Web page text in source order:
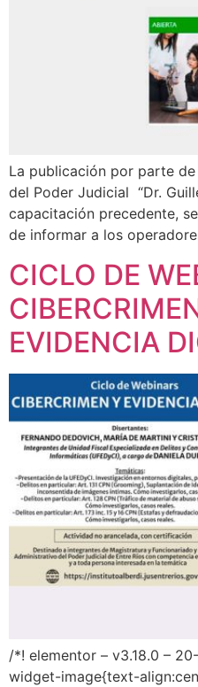
La publicación por parte
del Poder Judicial “Dr.
capacitación precedente,
de informar a los
CICLO DE
EVIDENCIA
/*! elementor – v3.18.0 –
widget-image{text-